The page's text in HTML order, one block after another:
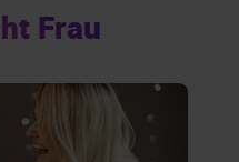
Frau